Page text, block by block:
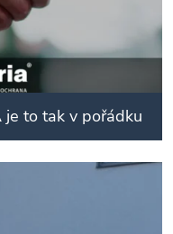
je to tak v pořádku